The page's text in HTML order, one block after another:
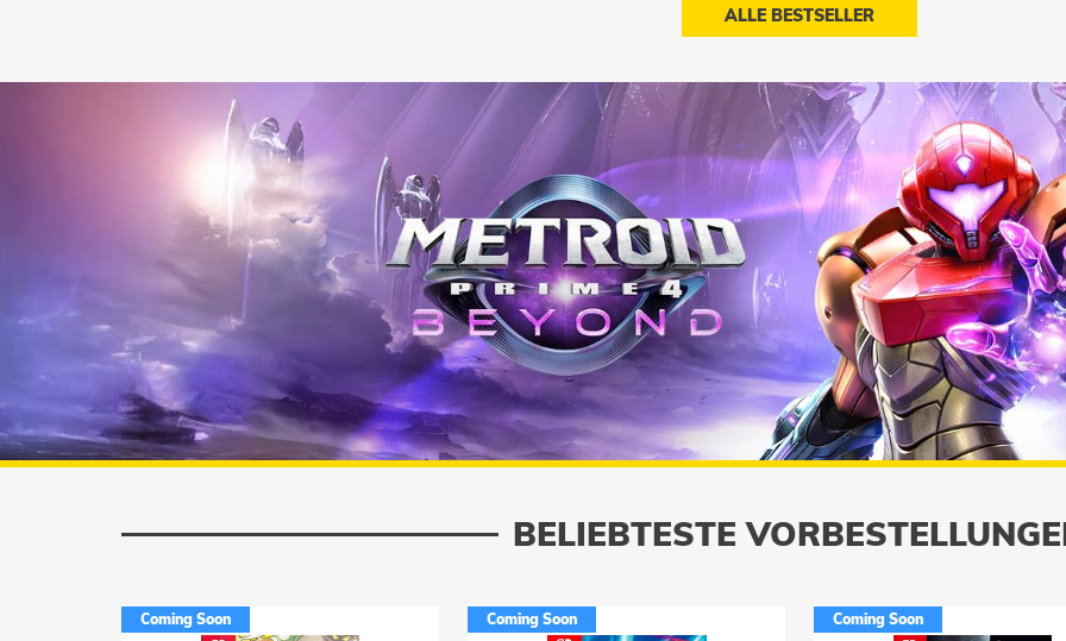
ALLE BESTSELLER
BELIEBTESTE
Coming Soon Coming Soon